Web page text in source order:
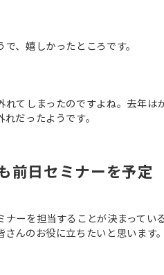
、嬉しかったところです。
てしまったのですよね。去年
だったようです。
前日セミナーを予定
ーを担当することが決まってい
んのお役に立ちたいと思います。